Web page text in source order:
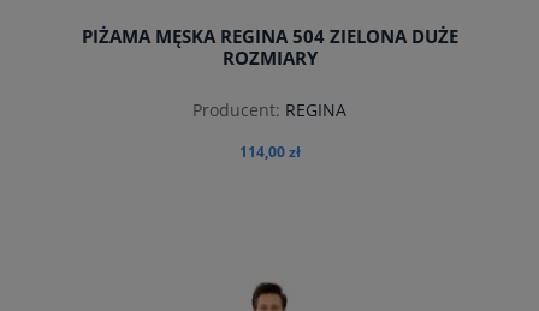
PIŻAMA MĘSKA REGINA 504 ZIELONA DUŻE
ROZMIARY
Producent: REGINA
114,00 zł
do koszyka